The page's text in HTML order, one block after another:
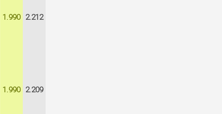
1.990 2.212
1.990 2.209